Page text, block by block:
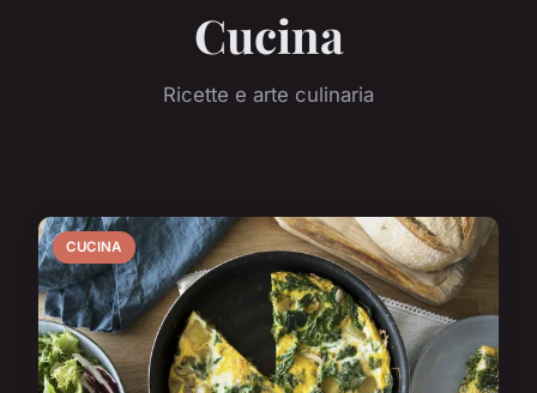
Cucina
Ricette e arte culinaria
CUCINA